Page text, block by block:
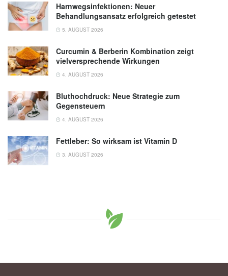
Harnwegsinfektionen: Neuer
Behandlungsansatz erfolgreich getestet
5. AUGUST 2026
Curcumin & Berberin Kombination zeigt
vielversprechende Wirkungen
4. AUGUST 2026
Bluthochdruck: Neue Strategie zum
Gegensteuern
4. AUGUST 2026
Fettleber: So wirksam ist Vitamin D
3. AUGUST 2026